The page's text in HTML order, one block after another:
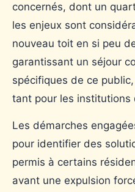
concernés, dont un
les enjeux sont
nouveau toit en si peu
garantissant un séjour
spécifiques de ce
tant pour les institutions
Les démarches
pour identifier des
permis à certains
avant une expulsion